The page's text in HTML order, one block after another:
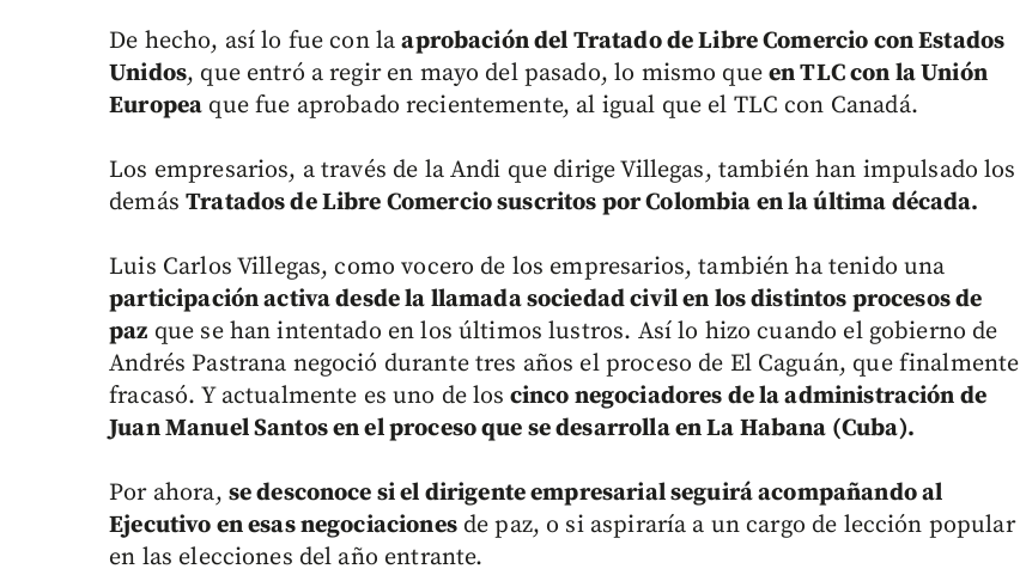
De hecho, así lo fue con laaprobación del Tratado de Libre Comercio con Estados
Unidos, que entró a regir en mayo del pasado, lo mismo queen TLC con la Unión
Europea que fue aprobado recientemente, al igual que el TLC con Canadá.
Los empresarios, a través de la Andi que dirige Villegas, también han impulsado los
demásTratados de Libre Comercio suscritos por Colombia en la última década.
Luis Carlos Villegas, como vocero de los empresarios, también ha tenido una
participación activa desde la llamada sociedad civil en los distintos procesos de
paz que se han intentado en los últimos lustros. Así lo hizo cuando el gobierno de
Andrés Pastrana negoció durante tres años el proceso de El Caguán, que finalmente
fracasó. Y actualmente es uno de los cinco negociadores de la administración de
Juan Manuel Santos en el proceso que se desarrolla en La Habana (Cuba).
Por ahora, se desconoce si el dirigente empresarial seguirá acompañando al
Ejecutivo en esas negociacionesde paz, o si aspiraría a un cargo de lección popular
en las elecciones del año entrante.